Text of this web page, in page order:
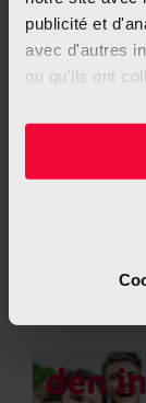
publicité et
avec d'autres
ou qu'ils ont